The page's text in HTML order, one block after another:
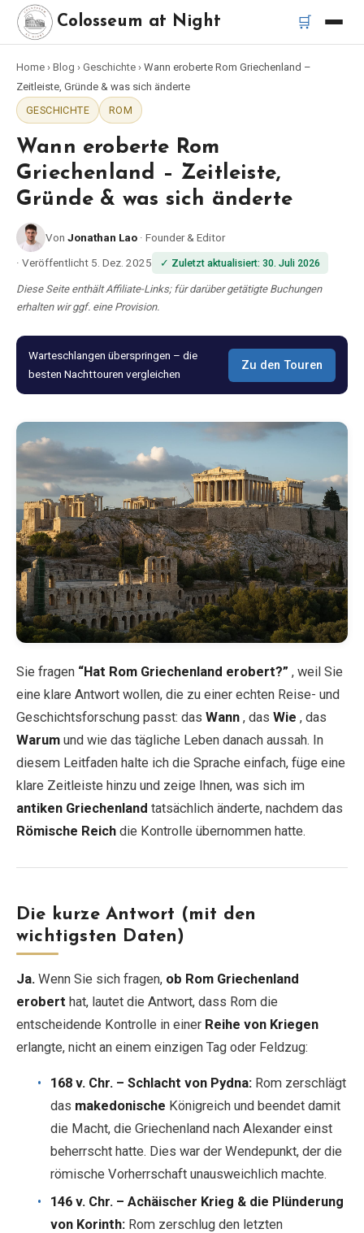
Colosseum at Night 🛒
Startseite
Beste Touren
Beste Kolosseum Nachttouren
Bus-Tour Rom
Vespa-Tour Rom
Katakomben-Tour Rom
Blog
Shop
Alle Souvenirs
Posters
T-Shirts
Fridge Magnets
License Plates
Über uns
Home › Blog › Geschichte › Wann eroberte Rom Griechenland –
Zeitleiste, Gründe & was sich änderte
GESCHICHTE
ROM
Wann eroberte Rom
Griechenland – Zeitleiste,
Gründe & was sich änderte
Von Jonathan Lao · Founder & Editor
· Veröffentlicht 5. Dez. 2025 ✓ Zuletzt aktualisiert: 30. Juli 2026
Diese Seite enthält Affiliate-Links; für darüber getätigte Buchungen
erhalten wir ggf. eine Provision.
Warteschlangen überspringen – die
besten Nachttouren vergleichen
Zu den Touren
Sie fragen “Hat Rom Griechenland erobert?” , weil Sie
eine klare Antwort wollen, die zu einer echten Reise- und
Geschichtsforschung passt: das Wann , das Wie , das
Warum und wie das tägliche Leben danach aussah. In
diesem Leitfaden halte ich die Sprache einfach, füge eine
klare Zeitleiste hinzu und zeige Ihnen, was sich im
antiken Griechenland tatsächlich änderte, nachdem das
Römische Reich die Kontrolle übernommen hatte.
Die kurze Antwort (mit den
wichtigsten Daten)
Ja. Wenn Sie sich fragen, ob Rom Griechenland
erobert hat, lautet die Antwort, dass Rom die
entscheidende Kontrolle in einer Reihe von Kriegen
erlangte, nicht an einem einzigen Tag oder Feldzug:
168 v. Chr. – Schlacht von Pydna: Rom zerschlägt
das makedonische Königreich und beendet damit
die Macht, die Griechenland nach Alexander einst
beherrscht hatte. Dies war der Wendepunkt, der die
römische Vorherrschaft unausweichlich machte.
146 v. Chr. – Achäischer Krieg & die Plünderung
von Korinth: Rom zerschlug den letzten